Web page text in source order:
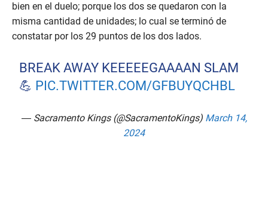
bien en el duelo; porque los dos se quedaron con la
misma cantidad de unidades; lo cual se terminó de
constatar por los 29 puntos de los dos lados.
BREAK AWAY KEEEEEGAAAAN SLAM
💪 PIC.TWITTER.COM/GFBUYQCHBL
— Sacramento Kings (@SacramentoKings) March 14,
2024